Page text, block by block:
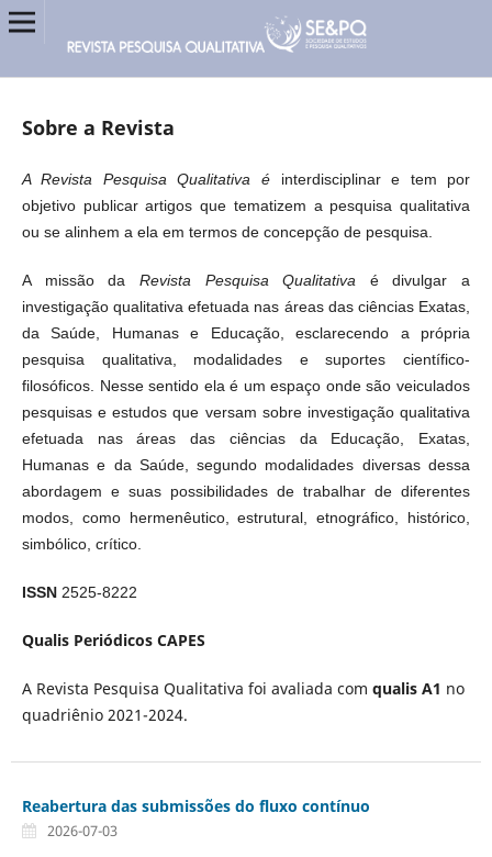
Sobre a Revista
A Revista Pesquisa Qualitativa é interdisciplinar e tem por
objetivo publicar artigos que tematizem a pesquisa qualitativa
ou se alinhem a ela em termos de concepção de pesquisa.
A missão da Revista Pesquisa Qualitativa é divulgar a
investigação qualitativa efetuada nas áreas das ciências Exatas,
da Saúde, Humanas e Educação, esclarecendo a própria
pesquisa qualitativa, modalidades e suportes científico-
filosóficos. Nesse sentido ela é um espaço onde são veiculados
pesquisas e estudos que versam sobre investigação qualitativa
efetuada nas áreas das ciências da Educação, Exatas,
Humanas e da Saúde, segundo modalidades diversas dessa
abordagem e suas possibilidades de trabalhar de diferentes
modos, como hermenêutico, estrutural, etnográfico, histórico,
simbólico, crí­tico.
ISSN2525-8222
Qualis Periódicos CAPES
A Revista Pesquisa Qualitativa foi avaliada com qualis A1 no
quadriênio 2021-2024.
Reabertura das submissões do fluxo contínuo
2026-07-03